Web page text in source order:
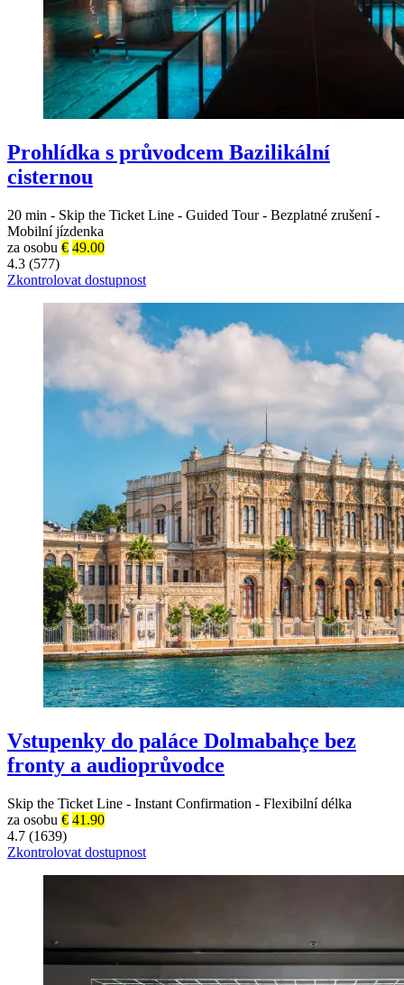
Prohlídka s průvodcem Bazilikální
cisternou
20 min - Skip the Ticket Line - Guided Tour - Bezplatné zrušení -
Mobilní jízdenka
za osobu € 49.00
4.3 (577)
Zkontrolovat dostupnost
Vstupenky do paláce Dolmabahçe bez
fronty a audioprůvodce
Skip the Ticket Line - Instant Confirmation - Flexibilní délka
za osobu € 41.90
4.7 (1639)
Zkontrolovat dostupnost